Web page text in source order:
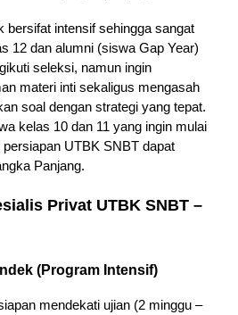
bersifat intensif sehingga sangat
12 dan alumni (siswa Gap Year)
seleksi, namun ingin
materi inti sekaligus mengasah
soal dengan strategi yang tepat.
kelas 10 dan 11 yang ingin mulai
UTBK SNBT dapat
Panjang.
Privat UTBK SNBT –
(Program Intensif)
mendekati ujian (2 minggu –